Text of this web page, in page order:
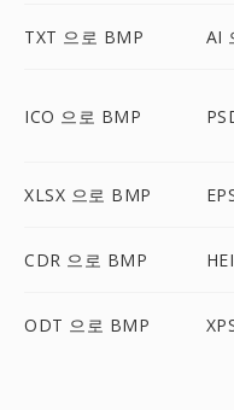
TXT 으로 BMP AI
ICO 으로 BMP
XLSX 으로 BMP
CDR 으로 BMP
ODT 으로 BMP